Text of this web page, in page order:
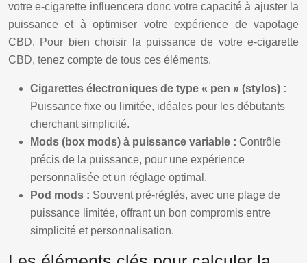
votre e-cigarette influencera donc votre capacité à ajuster la
puissance et à optimiser votre expérience de vapotage
CBD. Pour bien choisir la puissance de votre e-cigarette
CBD, tenez compte de tous ces éléments.
Cigarettes électroniques de type « pen » (stylos) :
Puissance fixe ou limitée, idéales pour les débutants
cherchant simplicité.
Mods (box mods) à puissance variable : Contrôle
précis de la puissance, pour une expérience
personnalisée et un réglage optimal.
Pod mods : Souvent pré-réglés, avec une plage de
puissance limitée, offrant un bon compromis entre
simplicité et personnalisation.